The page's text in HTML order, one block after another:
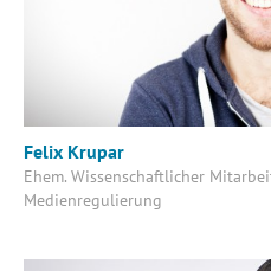
Felix Krupar
Ehem. Wissenschaftlicher
Medienregulierung